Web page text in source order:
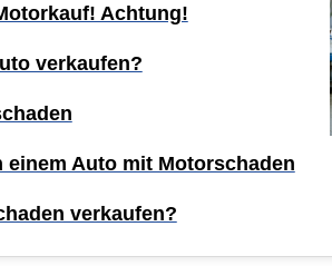
Achtung!
verkaufen?
Auto mit Motorschaden
verkaufen?